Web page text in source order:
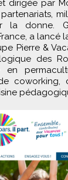
dirigée par
la donne.
a lancé
Pierre &
des
en
coworking,